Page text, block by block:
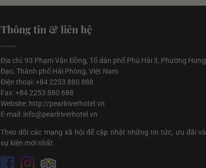
Thông tin & liên hệ
Địa chỉ: 93 Phạm Văn Đồng, Tổ dân phố Phú Hải 3, Phường Hưng
Đạo, Thành phố Hải Phòng, Việt Nam
Điện thoại: +84 2253 880 888
Fax: +84 2253 880 688
Website: http://pearlriverhotel.vn
E-mail: info@pearlriverhotel.vn
Theo dõi các mạng xã hội để cập nhật những tin tức, ưu đãi và
sự kiện mới nhất.